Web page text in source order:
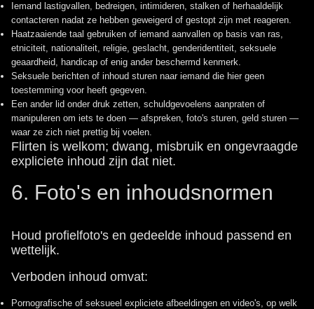
Iemand lastigvallen, bedreigen, intimideren, stalken of herhaaldelijk
contacteren nadat ze hebben geweigerd of gestopt zijn met reageren.
Haatzaaiende taal gebruiken of iemand aanvallen op basis van ras,
etniciteit, nationaliteit, religie, geslacht, genderidentiteit, seksuele
geaardheid, handicap of enig ander beschermd kenmerk.
Seksuele berichten of inhoud sturen naar iemand die hier geen
toestemming voor heeft gegeven.
Een ander lid onder druk zetten, schuldgevoelens aanpraten of
manipuleren om iets te doen — afspreken, foto's sturen, geld sturen —
waar ze zich niet prettig bij voelen.
Flirten is welkom; dwang, misbruik en ongevraagde
expliciete inhoud zijn dat niet.
6. Foto's en inhoudsnormen
Houd profielfoto's en gedeelde inhoud passend en
wettelijk.
Verboden inhoud omvat:
Pornografische of seksueel expliciete afbeeldingen en video's, op welk